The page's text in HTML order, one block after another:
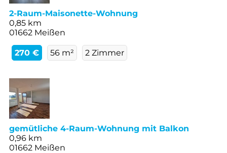
2-Raum-Maisonette-Wohnung
0,85 km
01662 Meißen
270 € 56 m² 2 Zimmer
gemütliche 4-Raum-Wohnung mit Balkon
0,96 km
01662 Meißen